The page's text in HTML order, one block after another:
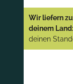
Wir liefern
deinem Land:
deinen